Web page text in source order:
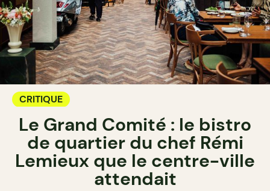
CRITIQUE
Le Grand Comité : le bistro
de quartier du chef Rémi
Lemieux que le centre-ville
attendait